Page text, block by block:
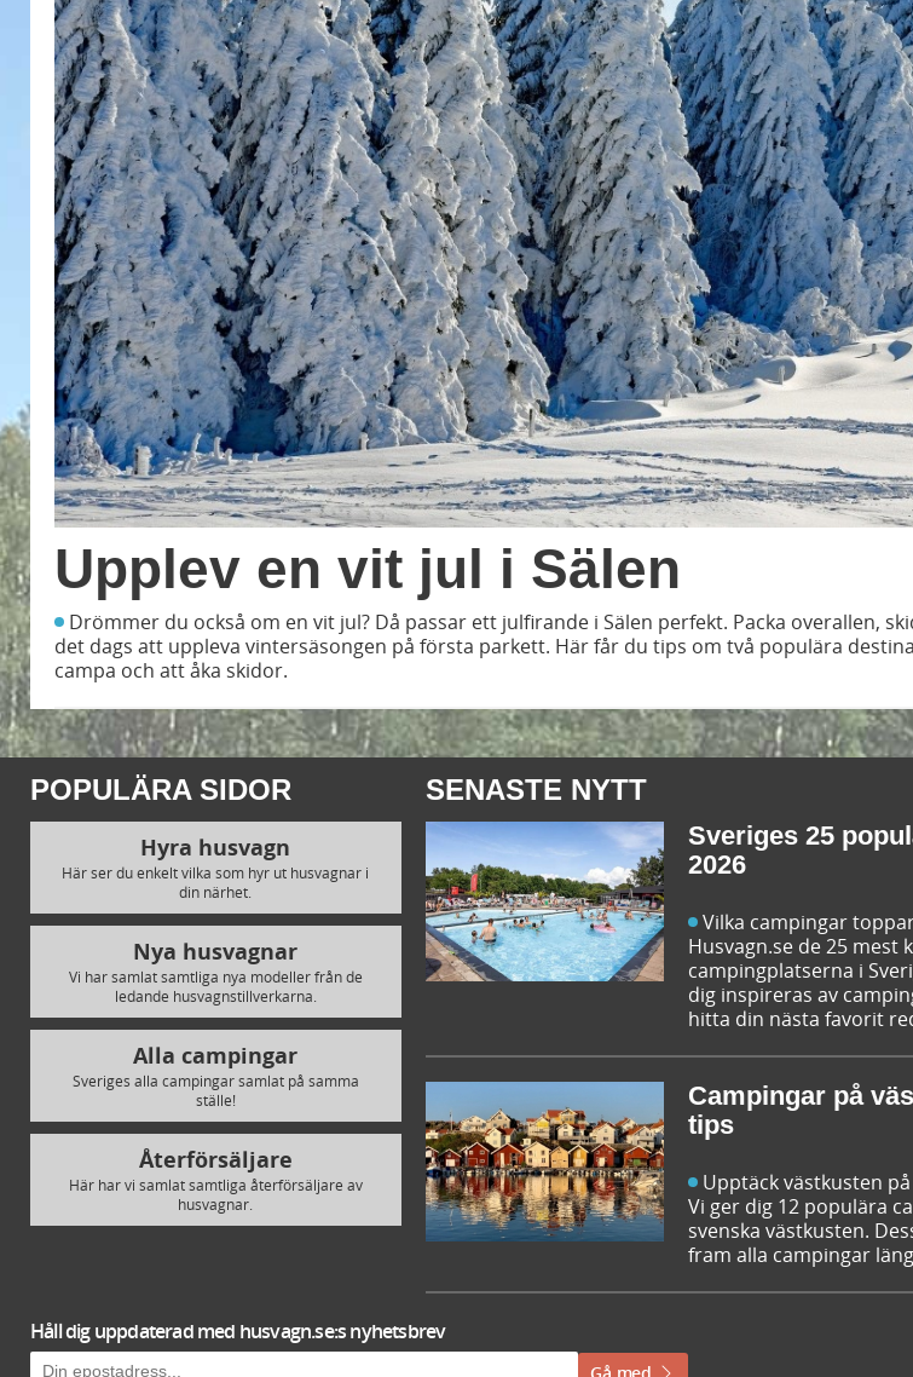
Upplev en vit jul i Sälen
Drömmer du också om en vit jul? Då passar ett julfirande i Sälen perfekt. Packa overallen,
det dags att uppleva vintersäsongen på första parkett. Här får du tips om två populära
campa och att åka skidor.
POPULÄRA SIDOR
Hyra husvagn
Här ser du enkelt vilka som hyr ut husvagnar i
din närhet.
Nya husvagnar
Vi har samlat samtliga nya modeller från de
ledande husvagnstillverkarna.
Alla campingar
Sveriges alla campingar samlat på samma
ställe!
Återförsäljare
Här har vi samlat samtliga återförsäljare av
husvagnar.
SENASTE NYTT
Sveriges 25
2026
Vilka campingar
Husvagn.se de 25 mest
campingplatserna i
dig inspireras av
hitta din nästa favorit
Campingar på
tips
Upptäck västkusten
Vi ger dig 12 populära
svenska västkusten.
fram alla campingar
Håll dig uppdaterad med husvagn.se:s nyhetsbrev